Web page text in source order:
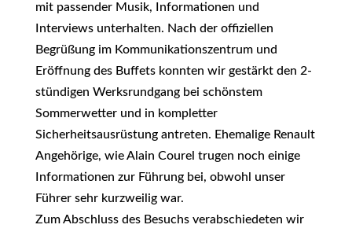
mit passender Musik, Informationen und
Interviews unterhalten. Nach der offiziellen
Begrüßung im Kommunikationszentrum und
Eröffnung des Buffets konnten wir gestärkt den 2-
stündigen Werksrundgang bei schönstem
Sommerwetter und in kompletter
Sicherheitsausrüstung antreten. Ehemalige Renault
Angehörige, wie Alain Courel trugen noch einige
Informationen zur Führung bei, obwohl unser
Führer sehr kurzweilig war.
Zum Abschluss des Besuchs verabschiedeten wir